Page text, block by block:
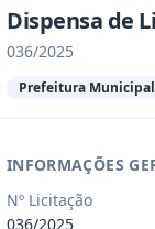
Registro de preço
Dispensa de
036/2025
Prefeitura
INFORMAÇÕES
Nº Licitação
036/2025